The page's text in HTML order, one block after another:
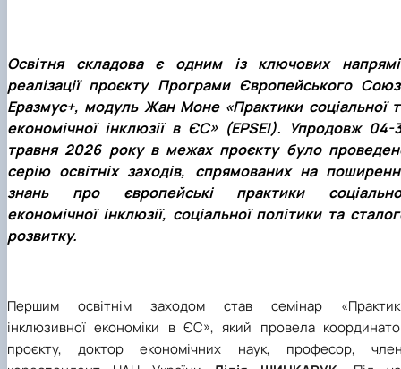
Освітня складова є одним із ключових
реалізації проєкту Програми Європейського
Еразмус+, модуль Жан Моне «Практики соціальної
економічної інклюзії в ЄС» (EPSEI). Упродовж 04-
травня 2026 року в межах проєкту було
серію освітніх заходів, спрямованих на
знань про європейські практики
економічної інклюзії, соціальної політики та
розвитку.
Першим освітнім заходом став семінар
інклюзивної економіки в ЄС», який провела
проєкту, доктор економічних наук, професор,